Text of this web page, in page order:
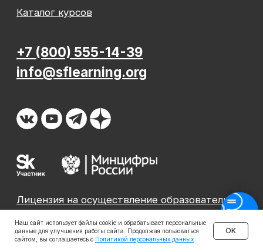
Наш сайт использует файлы cookie и обрабатывает персональные
данные для улучшения работы сайта. Продолжая пользоваться
сайтом, вы соглашаетесь с Политикой персональных данных
OK